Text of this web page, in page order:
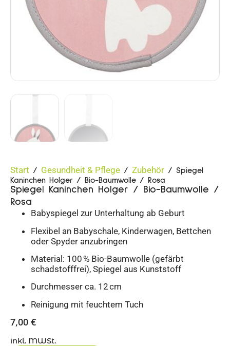
Start / Gesundheit & Pflege / Zubehör / Spiegel
Kaninchen Holger / Bio-Baumwolle / Rosa
Spiegel Kaninchen Holger / Bio-Baumwolle /
Rosa
Babyspiegel zur Unterhaltung ab Geburt
Flexibel an Babyschale, Kinderwagen, Bettchen
oder Spyder anzubringen
Material: 100 % Bio-Baumwolle (gefärbt
schadstofffrei), Spiegel aus Kunststoff
Durchmesser ca. 12 cm
Reinigung mit feuchtem Tuch
7,00 €
inkl. MWSt.